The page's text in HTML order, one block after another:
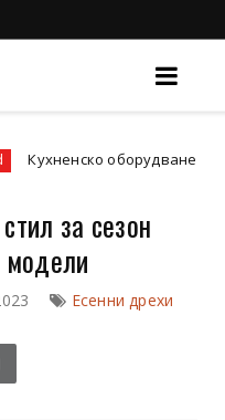
оборудване за
за сезон
модели
Есенни дрехи